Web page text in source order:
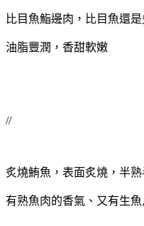
比目魚鮨邊肉，比目魚還是
油脂豐潤，香甜軟嫩
//
炙燒鮪魚，表面炙燒，半熟
有熟魚肉的香氣、又有生